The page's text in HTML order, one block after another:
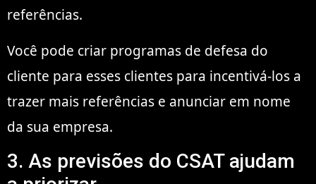
referências.
Você pode criar programas de defesa do
cliente para esses clientes para incentivá-los a
trazer mais referências e anunciar em nome
da sua empresa.
3. As previsões do CSAT ajudam